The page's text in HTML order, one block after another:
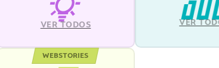
VER TODOS VER
WEBSTORIES